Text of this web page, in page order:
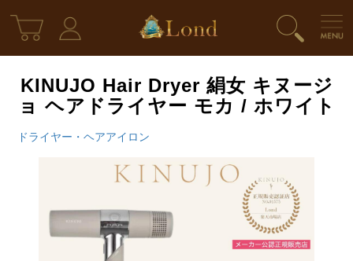
KINUJO Hair Dryer 絹女 キヌージ
ョ ヘアドライヤー モカ / ホワイト
ドライヤー・ヘアアイロン